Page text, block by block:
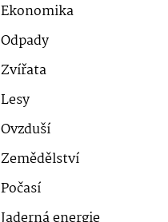
Ekonomika
Odpady
Zvířata
Lesy
Ovzduší
Zemědělství
Počasí